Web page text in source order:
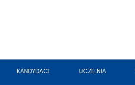
KANDYDACI UCZELNIA